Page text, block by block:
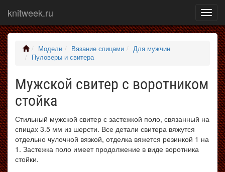
меню
knitweek.ru
Модели Вязание спицами
Для мужчин
Пуловеры и свитера
Мужской свитер с воротником
стойка
Стильный мужской свитер с застежкой поло, связанный на
спицах 3.5 мм из шерсти. Все детали свитера вяжутся
отдельно чулочной вязкой, отделка вяжется резинкой 1 на
1. Застежка поло имеет продолжение в виде воротника
стойки.